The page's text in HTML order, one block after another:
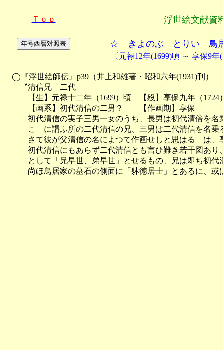
Ｔｏｐ 浮世絵文献資
☆ きよのぶ とりい 鳥
〔元禄12年(1699)頃 ～ 享保9
◯『浮世絵師伝』p39（井上和雄著・昭和六年(1931)刊）
〝清信兄　二代
【生】元禄十二年（1699）頃　【歿】享保九年（1724
【画系】初代清信の二男？　　【作画期】享保
初代清信の実子三男一女のうち、長男は初代清倍を名
こゝに謂ふ所の二代清信の兄、三男は二代清信を名乗
さて彼が父清信の名によつて作画せしと思はるゝは、
初代清信にもあらず二代清信とも言ひ難き若干図あり
として「兄早世、弟早世」とせるもの、兄は即ち初代